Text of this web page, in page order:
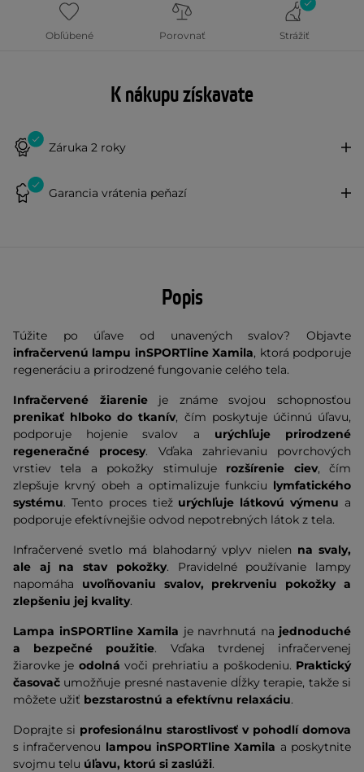
Obľúbené Porovnať Strážiť
K nákupu získavate
Záruka 2 roky
Garancia vrátenia peňazí
Popis
Túžite po úľave od unavených svalov? Objavte
infračervenú lampu inSPORTline Xamila, ktorá podporuje
regeneráciu a prirodzené fungovanie celého tela.
Infračervené žiarenieje známe svojou schopnosťou
prenikať hlboko do tkanív, čím poskytuje účinnú úľavu,
podporuje hojenie svalov a urýchľuje prirodzené
regeneračné procesy. Vďaka zahrievaniu povrchových
vrstiev tela a pokožky stimuluje rozšírenie ciev, čím
zlepšuje krvný obeh a optimalizuje funkciu lymfatického
systému. Tento proces tiež urýchľuje látkovú výmenu a
podporuje efektívnejšie odvod nepotrebných látok z tela.
Infračervené svetlo má blahodarný vplyv nielen na svaly,
ale aj na stav pokožky. Pravidelné používanie lampy
napomáha uvoľňovaniu svalov, prekrveniu pokožky a
zlepšeniu jej kvality.
Lampa inSPORTline Xamila je navrhnutá na jednoduché
a bezpečné použitie. Vďaka tvrdenej infračervenej
žiarovke je odolná voči prehriatiu a poškodeniu. Praktický
časovač umožňuje presné nastavenie dĺžky terapie, takže si
môžete užiť bezstarostnú a efektívnu relaxáciu.
Doprajte si profesionálnu starostlivosť v pohodlí domova
s infračervenou lampou inSPORTline Xamila a poskytnite
svojmu telu úľavu, ktorú si zaslúži.